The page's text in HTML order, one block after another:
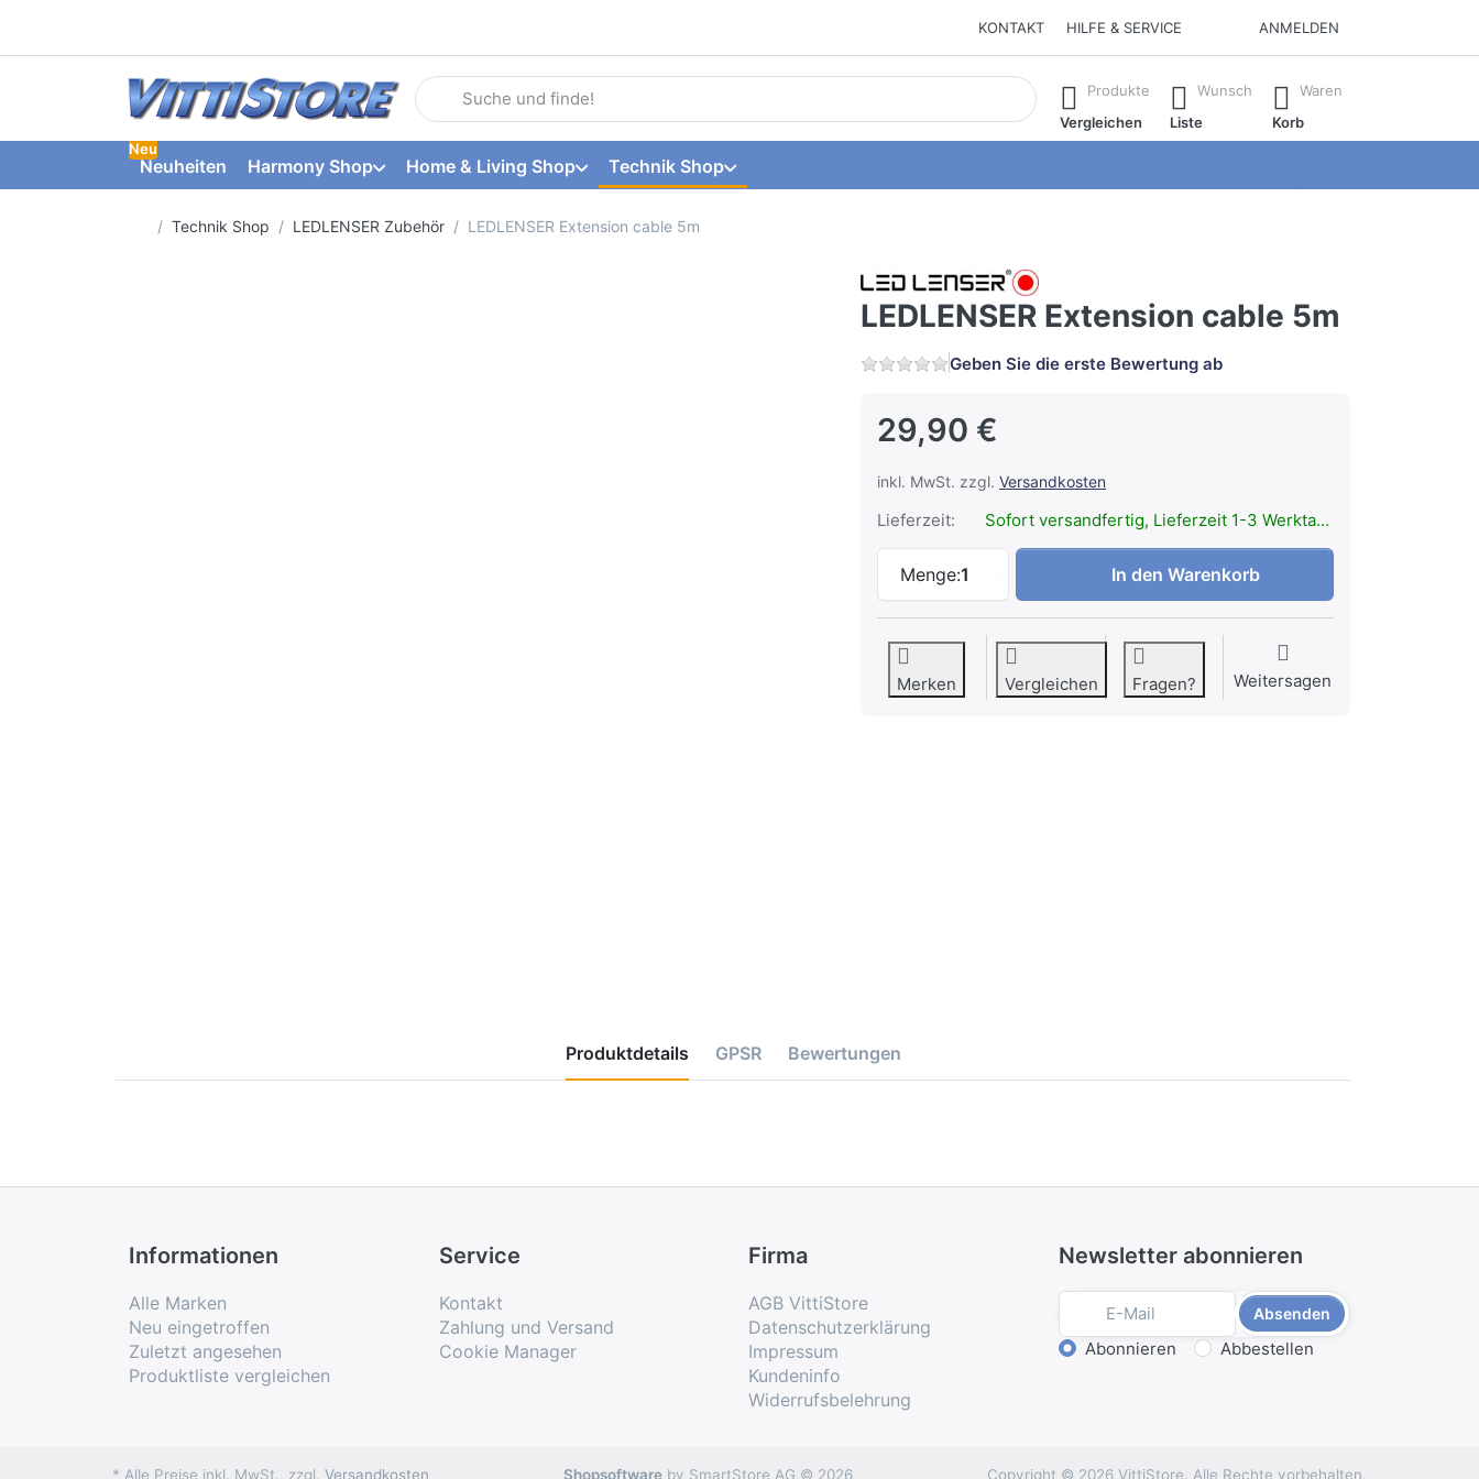
KONTAKT HILFE & SERVICE ANMELDEN
Geben Sie einen Suchbegriff ein. Während Sie tippen, erscheinen automatisch erste Ergebnisse. Drücken Sie die Eingabetaste, um alle
Produkte
Vergleichen
Wunsch
Liste
Waren
Korb
Neuheiten
Neu
Harmony Shop Home & Living Shop Technik Shop
Startseite
Technik Shop LEDLENSER Zubehör LEDLENSER Extension cable 5m
LEDLENSER Extension cable 5m
Geben Sie die erste Bewertung ab
29,90 €
inkl. MwSt. zzgl. Versandkosten
Lieferzeit: Sofort versandfertig, Lieferzeit 1-3 Werktage.
Menge:1
LEDLENSER Extension cable 5m zu 29,90 €, Menge 1.
In den Warenkorb
Merken Vergleichen Fragen? Weitersagen
Produktdetails GPSR Bewertungen
Informationen
Alle Marken
Neu eingetroffen
Zuletzt angesehen
Produktliste vergleichen
Service
Kontakt
Zahlung und Versand
Cookie Manager
Firma
AGB VittiStore
Datenschutzerklärung
Impressum
Kundeninfo
Widerrufsbelehrung
Newsletter abonnieren
Absenden
Aktion wählen
Abonnieren Abbestellen
* Alle Preise inkl. MwSt., zzgl. Versandkosten Shopsoftware by SmartStore AG © 2026 Copyright © 2026 VittiStore. Alle Rechte vorbehalten.